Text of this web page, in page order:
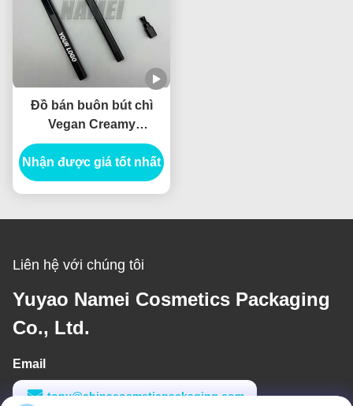
Đồ bán buôn bút chì
Vegan Creamy
Container Không thấm
nước Logo tùy chỉnh
Nhãn nhãn riêng
Nhận được giá tốt nhất
Liên hệ với chúng tôi
Yuyao Namei Cosmetics Packaging
Co., Ltd.
Email
tony@chinacosmeticpackaging.com